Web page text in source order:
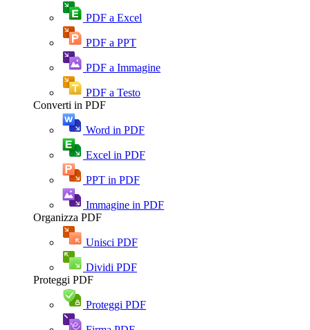
PDF a Excel
PDF a PPT
PDF a Immagine
PDF a Testo
Converti in PDF
Word in PDF
Excel in PDF
PPT in PDF
Immagine in PDF
Organizza PDF
Unisci PDF
Dividi PDF
Proteggi PDF
Proteggi PDF